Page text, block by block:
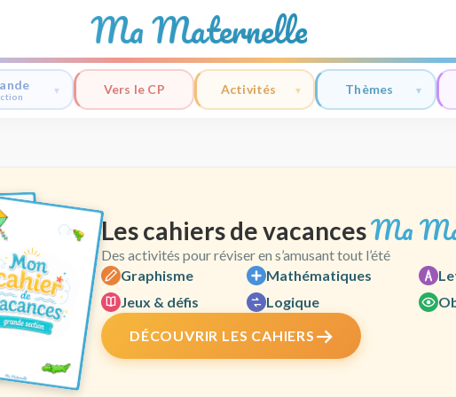
Ma Maternelle
Vers le CP Activités Thèmes
Les cahiers de vacancesMa
Des activités pour réviser en s’amusant tout l’été
Graphisme
Mathématiques
Jeux & défis
Logique
DÉCOUVRIR LES CAHIERS